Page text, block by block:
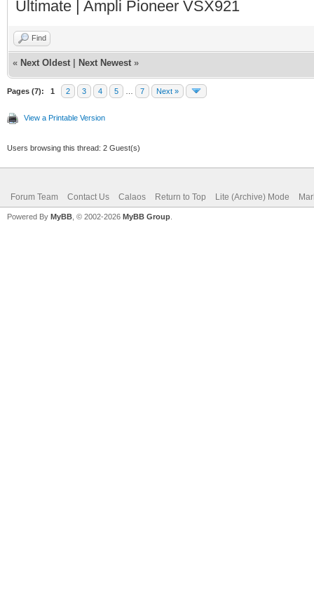
Ultimate | Ampli Pioneer VSX921
Find
« Next Oldest Next Newest »
Pages (7): 1 2 3 4 5 7 Next »
View a Printable Version
Users browsing this thread: 2 Guest(s)
Forum Team Contact Us Calaos Return to Top Lite (Archive) Mode
Powered By MyBB , © 2002-2026 MyBB Group